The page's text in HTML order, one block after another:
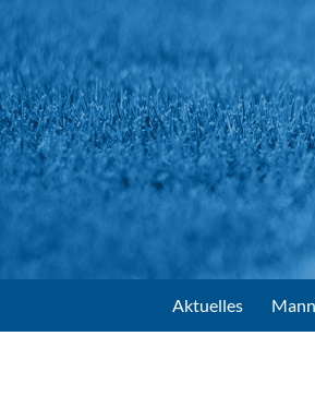
FV Gondelsheim e.V.Zum Inhalt
Aktuelles